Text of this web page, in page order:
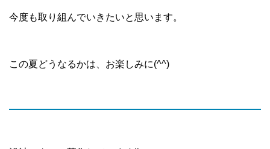
今度も取り組んでいきたいと思います。
この夏どうなるかは、お楽しみに(^^)